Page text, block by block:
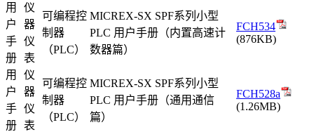
用
户
手
册
仪
器
仪
表
可编程控
制器
（PLC）
MICREX-SX SPF系列小型
PLC 用户手册（内置高速计
数器篇）
FCH534
(876KB)
用
户
手
册
仪
器
仪
表
可编程控
制器
（PLC）
MICREX-SX SPF系列小型
PLC 用户手册（通用通信
篇）
FCH528a
(1.26MB)